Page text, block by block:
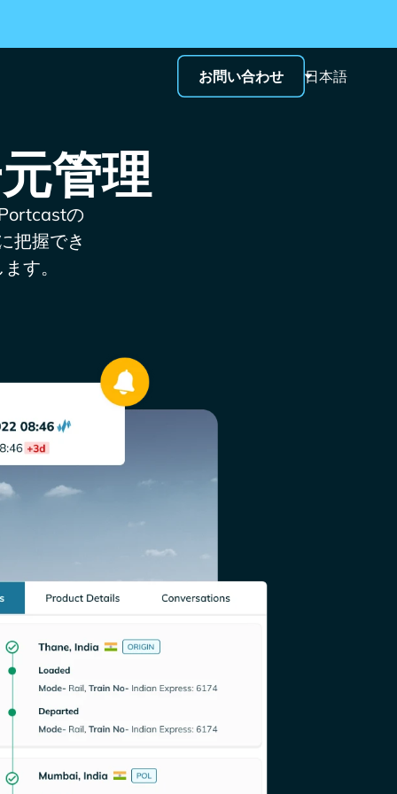
お問い合わせ 日本語
管理
の
把握でき
す。